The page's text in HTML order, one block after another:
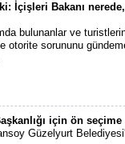
İçişleri Bakanı
bulunanlar ve turistlerin
otorite sorununu
için ön
Güzelyurt